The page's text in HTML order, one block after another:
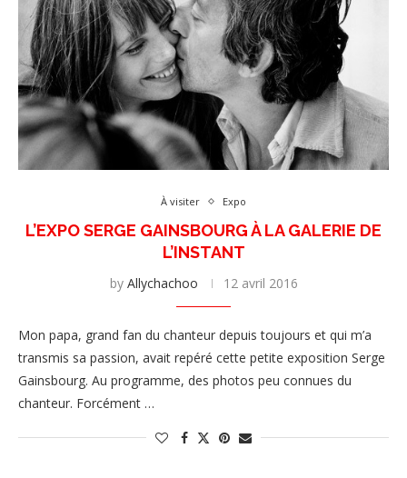
À visiter Expo
L’EXPO SERGE GAINSBOURG À LA GALERIE DE
L’INSTANT
by Allychachoo 12 avril 2016
Mon papa, grand fan du chanteur depuis toujours et qui m’a
transmis sa passion, avait repéré cette petite exposition Serge
Gainsbourg. Au programme, des photos peu connues du
chanteur. Forcément …